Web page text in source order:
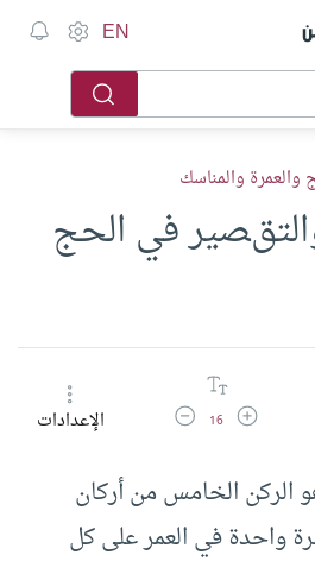
EN
والعمرة والمناسك
في الحج
زيادة حجم الخط
16 تقليل حجم الخطالإعدادات
الركن الخامس من أركان
واحدة في العمر على كل